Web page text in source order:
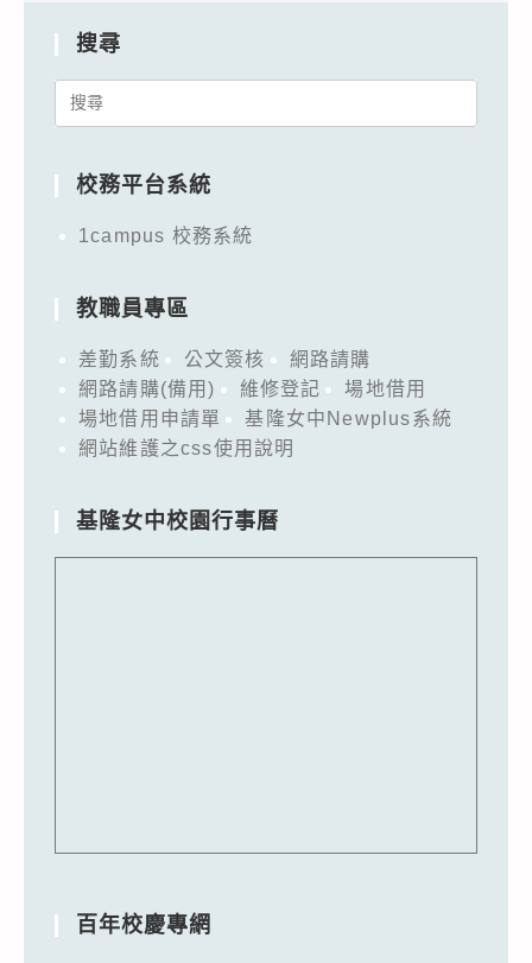
搜尋
Search
校務平台系統
1campus 校務系統
教職員專區
差勤系統 公文簽核
網路請購
網路請購(備用)
維修登記
場地借用
場地借用申請單
基隆女中Newplus系統
網站維護之css使用說明
基隆女中校園行事曆
百年校慶專網